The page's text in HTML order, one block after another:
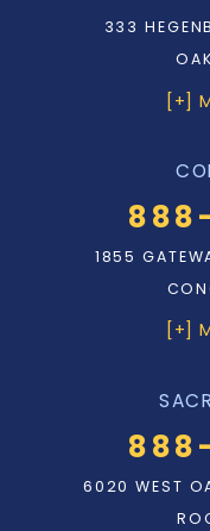
333
[+]
1855
[+]
6020 WEST